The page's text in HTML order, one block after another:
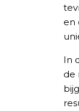
en
In
de